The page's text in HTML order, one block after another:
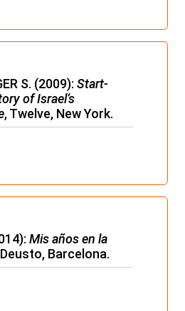
S. (2009): Start-
of Israel’s
, Twelve, New York.
Mis años en la
Deusto, Barcelona.